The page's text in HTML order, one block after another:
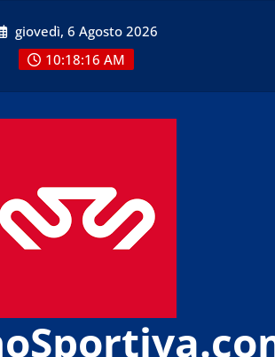
giovedì, 6 Agosto 2026
10:18:18 AM